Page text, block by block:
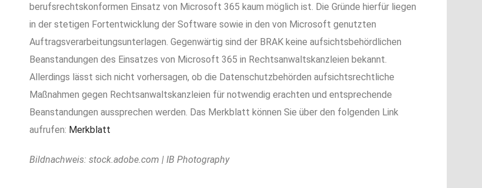
berufsrechtskonformen Einsatz von Microsoft 365 kaum möglich ist. Die Gründe hierfür liegen
in der stetigen Fortentwicklung der Software sowie in den von Microsoft genutzten
Auftragsverarbeitungsunterlagen. Gegenwärtig sind der BRAK keine aufsichtsbehördlichen
Beanstandungen des Einsatzes von Microsoft 365 in Rechtsanwaltskanzleien bekannt.
Allerdings lässt sich nicht vorhersagen, ob die Datenschutz­behörden aufsichtsrechtliche
Maßnahmen gegen Rechtsanwaltskanzleien für notwendig erachten und entsprechende
Beanstandungen aussprechen werden. Das Merkblatt können Sie über den folgenden Link
aufrufen: Merkblatt
Bildnachweis: stock.adobe.com | IB Photography